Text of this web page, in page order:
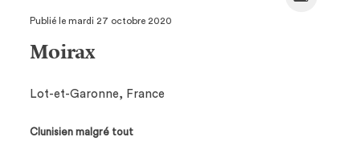
Publié le mardi 27 octobre 2020
Moirax
Lot-et-Garonne, France
Clunisien malgré tout